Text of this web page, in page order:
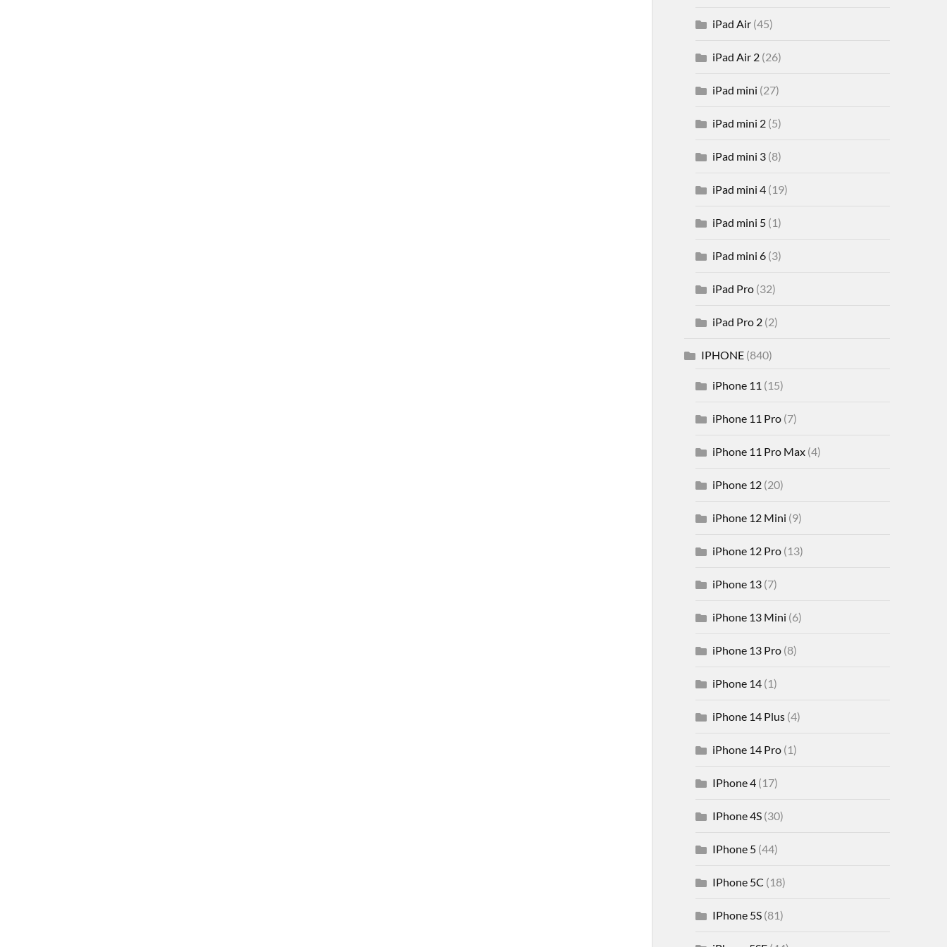
iPad Air(45)
iPad Air 2(26)
iPad mini (27)
iPad mini 2(5)
iPad mini 3(8)
iPad mini 4(19)
iPad mini 5(1)
iPad mini 6(3)
iPad Pro(32)
iPad Pro 2(2)
IPHONE(840)
iPhone 11 (15)
iPhone 11 Pro(7)
iPhone 11 Pro Max(4)
iPhone 12(20)
iPhone 12 Mini (9)
iPhone 12 Pro(13)
iPhone 13(7)
iPhone 13 Mini (6)
iPhone 13 Pro(8)
iPhone 14(1)
iPhone 14 Plus(4)
iPhone 14 Pro(1)
IPhone 4(17)
IPhone 4S(30)
IPhone 5(44)
IPhone 5C (18)
IPhone 5S(81)